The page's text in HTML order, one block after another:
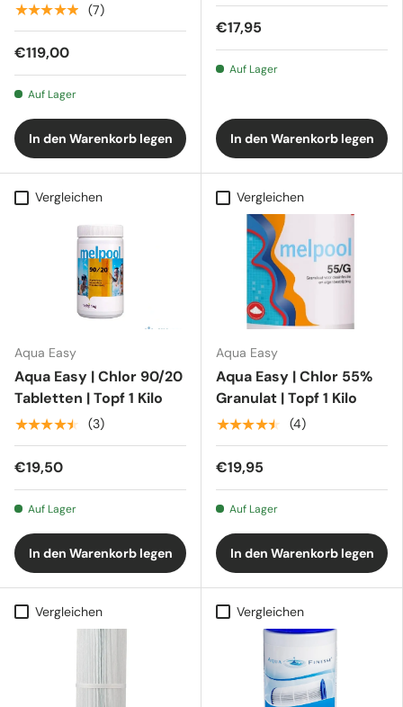
★★★★★ (7)
€119,00
Auf Lager
In den Warenkorb legen
€17,95
Auf Lager
In den Warenkorb legen
Vergleichen
Aqua Easy
Aqua Easy | Chlor 90/20
Tabletten | Topf 1 Kilo
★★★★★ (3)
€19,50
Auf Lager
In den Warenkorb legen
Vergleichen
Aqua Easy
Aqua Easy | Chlor 55%
Granulat | Topf 1 Kilo
★★★★★ (4)
€19,95
Auf Lager
In den Warenkorb legen
Vergleichen Vergleichen